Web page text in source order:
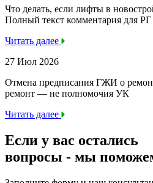
Что делать, если лифты в
Полный текст комментария для
Читать далее
27 Июл 2026
Отмена предписания ГЖИ о
ремонт — не полномочия УК
Читать далее
Если у вас остались
вопросы - мы